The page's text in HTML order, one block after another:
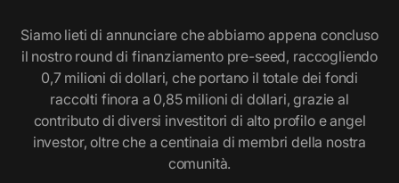
Siamo lieti di annunciare che abbiamo appena concluso
il nostro round di finanziamento pre-seed, raccogliendo
0,7 milioni di dollari, che portano il totale dei fondi
raccolti finora a 0,85 milioni di dollari, grazie al
contributo di diversi investitori di alto profilo e angel
investor, oltre che a centinaia di membri della nostra
comunità.